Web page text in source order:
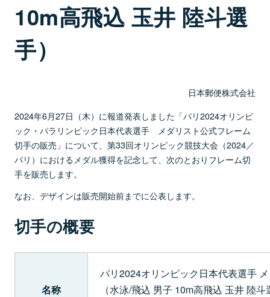
10m高飛込 玉井 陸斗選
手）
日本郵便株式会社
2024年6月27日（木）に報道発表しました「パリ2024オリンピ
ック・パラリンピック日本代表選手 メダリスト公式フレーム
切手の販売」について、第33回オリンピック競技大会（2024／
パリ）におけるメダル獲得を記念して、次のとおりフレーム切
手を販売します。
なお、デザインは販売開始前までに公表します。
切手の概要
名称
パリ2024オリンピック日本代表選手
（水泳/飛込 男子 10m高飛込 玉井 陸